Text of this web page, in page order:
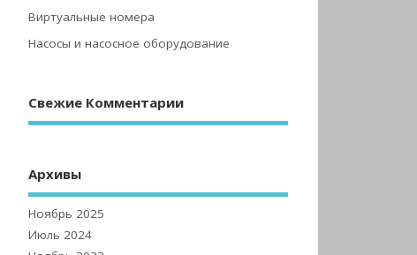
Виртуальные номера
Насосы и насосное оборудование
Свежие Комментарии
Архивы
Ноябрь 2025
Июль 2024